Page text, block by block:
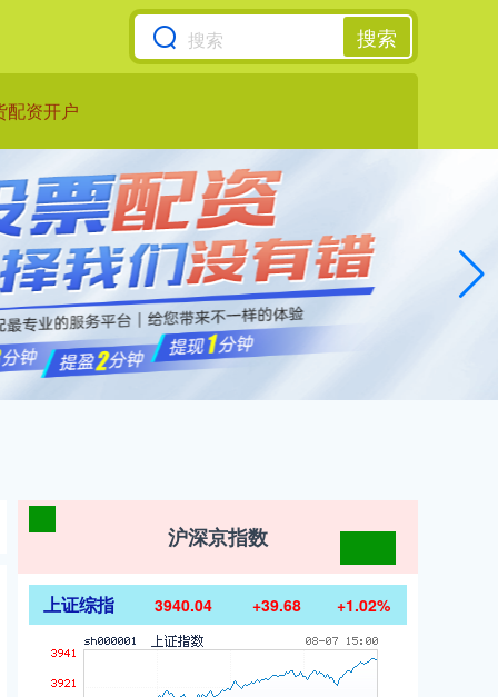
搜索
配资开户
沪深京指数
上证综指 3940.04 +39.68 +1.02%